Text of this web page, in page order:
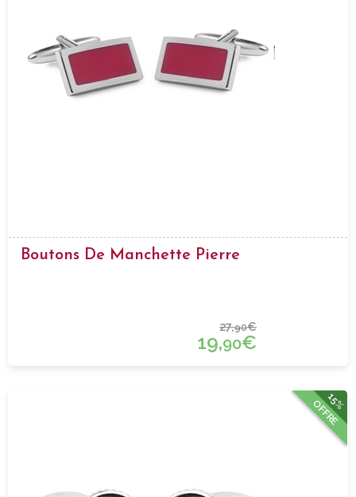
Boutons De Manchette Pierre
27,90€
19,90€
15%
OFFRE